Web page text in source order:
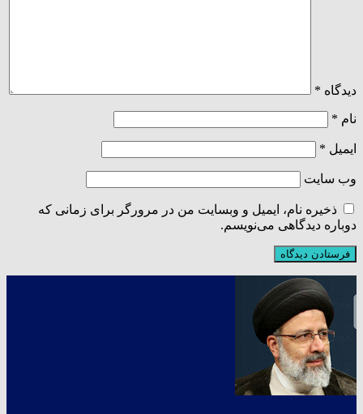
دیدگاه *
نام *
ایمیل *
وب‌ سایت
ذخیره نام، ایمیل و وبسایت من در مرورگر برای زمانی که
دوباره دیدگاهی می‌نویسم.